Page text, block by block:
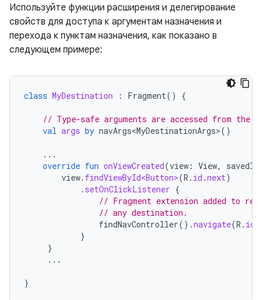
Используйте функции расширения и делегирование
свойств для доступа к аргументам назначения и
перехода к пунктам назначения, как показано в
следующем примере:
class MyDestination : Fragment() {
// Type-safe arguments are accessed from the
val args by navArgs<MyDestinationArgs>()
...
override fun onViewCreated(view : View,
view. findViewById<Button>(R . id .next)
. setOnClickListener {
// Fragment extension added to
// any destination.
findNavController().navigate(R . id
}
}
...
}